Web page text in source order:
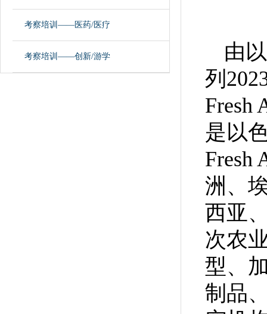
考察培训——医药/医疗
考察培训——创新/游学
由
列
Fresh
是以
Fresh
洲、
西亚
次农
型、
制品